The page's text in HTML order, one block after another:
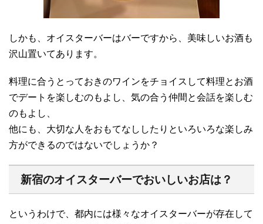
しかも、オイスターバーはバーですから、美味しいお酒も
沢山置いてあります。
料理に合うとっておきのワインをチョイスして料理とお酒
でデートを楽しむのもよし、気の合う仲間と会話を楽しむ
のもよし、
他にも、大切な人をおもてなししたりといろいろな楽しみ
方ができるのではないでしょうか？
新宿のオイスターバーでおいしいお店は？
というわけで、都内には様々なオイスターバーが存在して